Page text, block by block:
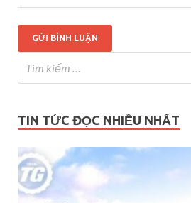
TIN TỨC ĐỌC NHIỀU NHẤT